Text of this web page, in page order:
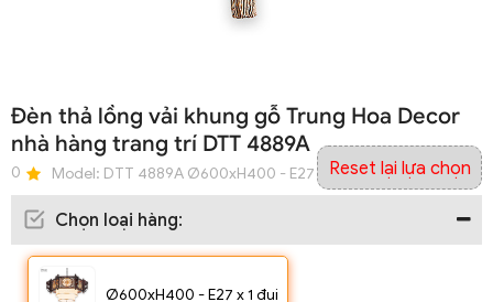
Đèn thả lồng vải khung gỗ Trung Hoa Decor
nhà hàng trang trí DTT 4889A
0 Model: DTT 4889A Ø600xH400 - E27 x 1 đui
Chọn loại hàng:
Ø600xH400 - E27 x 1 đui
Reset lại lựa chọn